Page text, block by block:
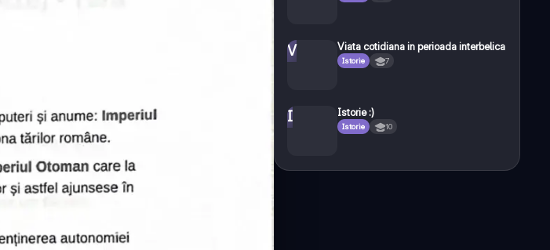
V Viata cotidiana in perioada interbelica
Istorie 7
I Istorie :)
Istorie 10